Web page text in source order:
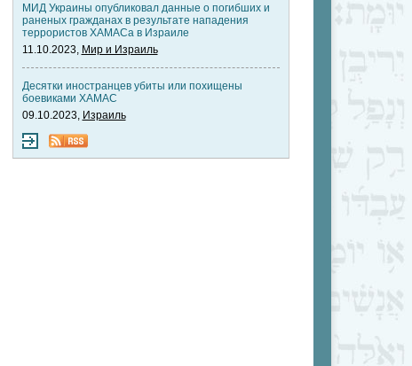
МИД Украины опубликовал данные о погибших и
раненых гражданах в результате нападения
террористов ХАМАСа в Израиле
11.10.2023, Мир и Израиль
Десятки иностранцев убиты или похищены
боевиками ХАМАС
09.10.2023, Израиль